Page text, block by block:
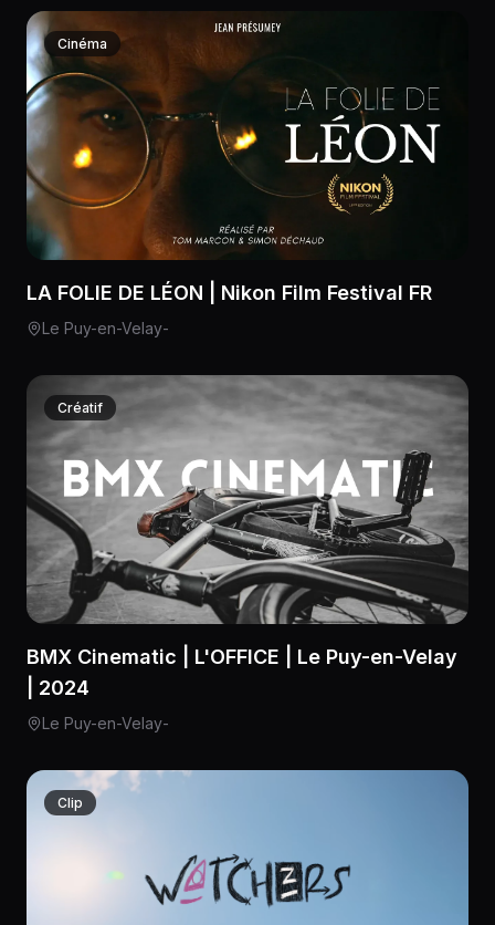
Cinéma
LA FOLIE DE LÉON | Nikon Film Festival FR
Le Puy-en-Velay-
Créatif
BMX Cinematic | L'OFFICE | Le Puy-en-Velay
| 2024
Le Puy-en-Velay-
Clip